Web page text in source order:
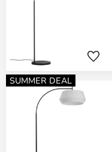
SUMMER DEAL